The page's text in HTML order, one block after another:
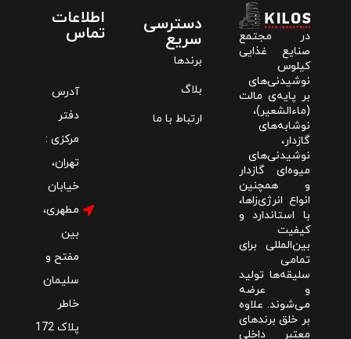
در مجتمع
صنایع غذایی
کیلوس
نوشیدنی‌های
بر پایه‌ی مالت
(ماءالشعیر)،
نوشابه‌های
گازدار،
نوشیدنی‌های
میوه‌ای گازدار
و همچنین
انواع انرژی‌زاها،
با استاندارد و
کیفیت
بین‌المللی برای
تمامی
سلیقه‌ها تولید
و عرضه
می‌شوند. علاوه
بر خلق برندهای
معتبر داخلی
دسترسی
سریع
برندها
بلاگ
ارتباط با ما
اطلاعات
تماس
آدرس
دفتر
مرکزی :‌
تهران،
خیابان
مطهری،
بین
مفتح و
سلیمان
خاطر
پلاک 172